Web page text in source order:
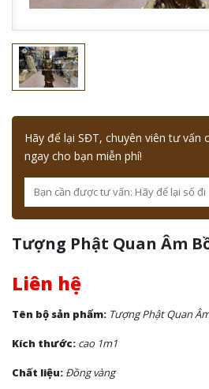
Hãy để lại SĐT, chuyên viên tư vấn
ngay cho bạn miễn phí!
Tượng Phật Quan Âm
Liên hệ
Tên bộ sản phẩm: Tượng Phật Quan
Kích thước: cao 1m1
Chất liệu: Đồng vàng